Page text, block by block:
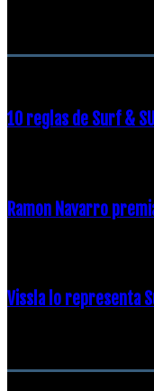
10 reglas de Surf &
Ramon Navarro
Vissla lo representa